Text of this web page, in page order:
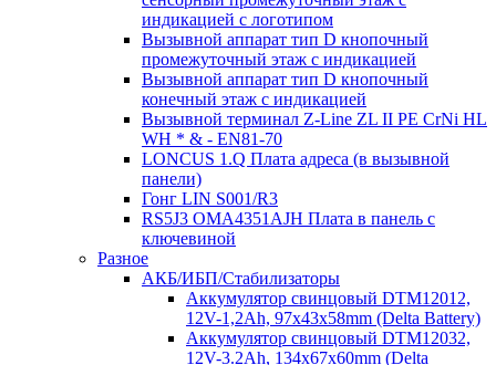
индикацией с логотипом
Вызывной аппарат тип D кнопочный
промежуточный этаж с индикацией
Вызывной аппарат тип D кнопочный
конечный этаж с индикацией
Вызывной терминал Z-Line ZL II PE CrNi HL
WH * & - EN81-70
LONCUS 1.Q Плата адреса (в вызывной
панели)
Гонг LIN S001/R3
RS5J3 OMA4351AJH Плата в панель с
ключевиной
Разное
АКБ/ИБП/Стабилизаторы
Аккумулятор свинцовый DTM12012,
12V-1,2Ah, 97х43х58mm (Delta Battery)
Аккумулятор свинцовый DTM12032,
12V-3.2Ah, 134x67x60mm (Delta